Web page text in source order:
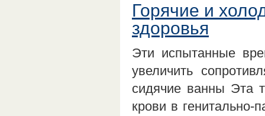
Горячие и
здоровья
Эти испытанные
увеличить
сидячие ванны Эта
крови в генитально-